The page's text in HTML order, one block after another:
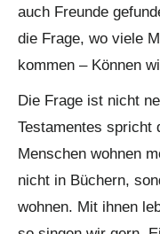
auch Freunde
die Frage, wo viele
kommen – Können
Die Frage ist nicht
Testamentes spricht
Menschen wohnen
nicht in Büchern,
wohnen. Mit ihnen